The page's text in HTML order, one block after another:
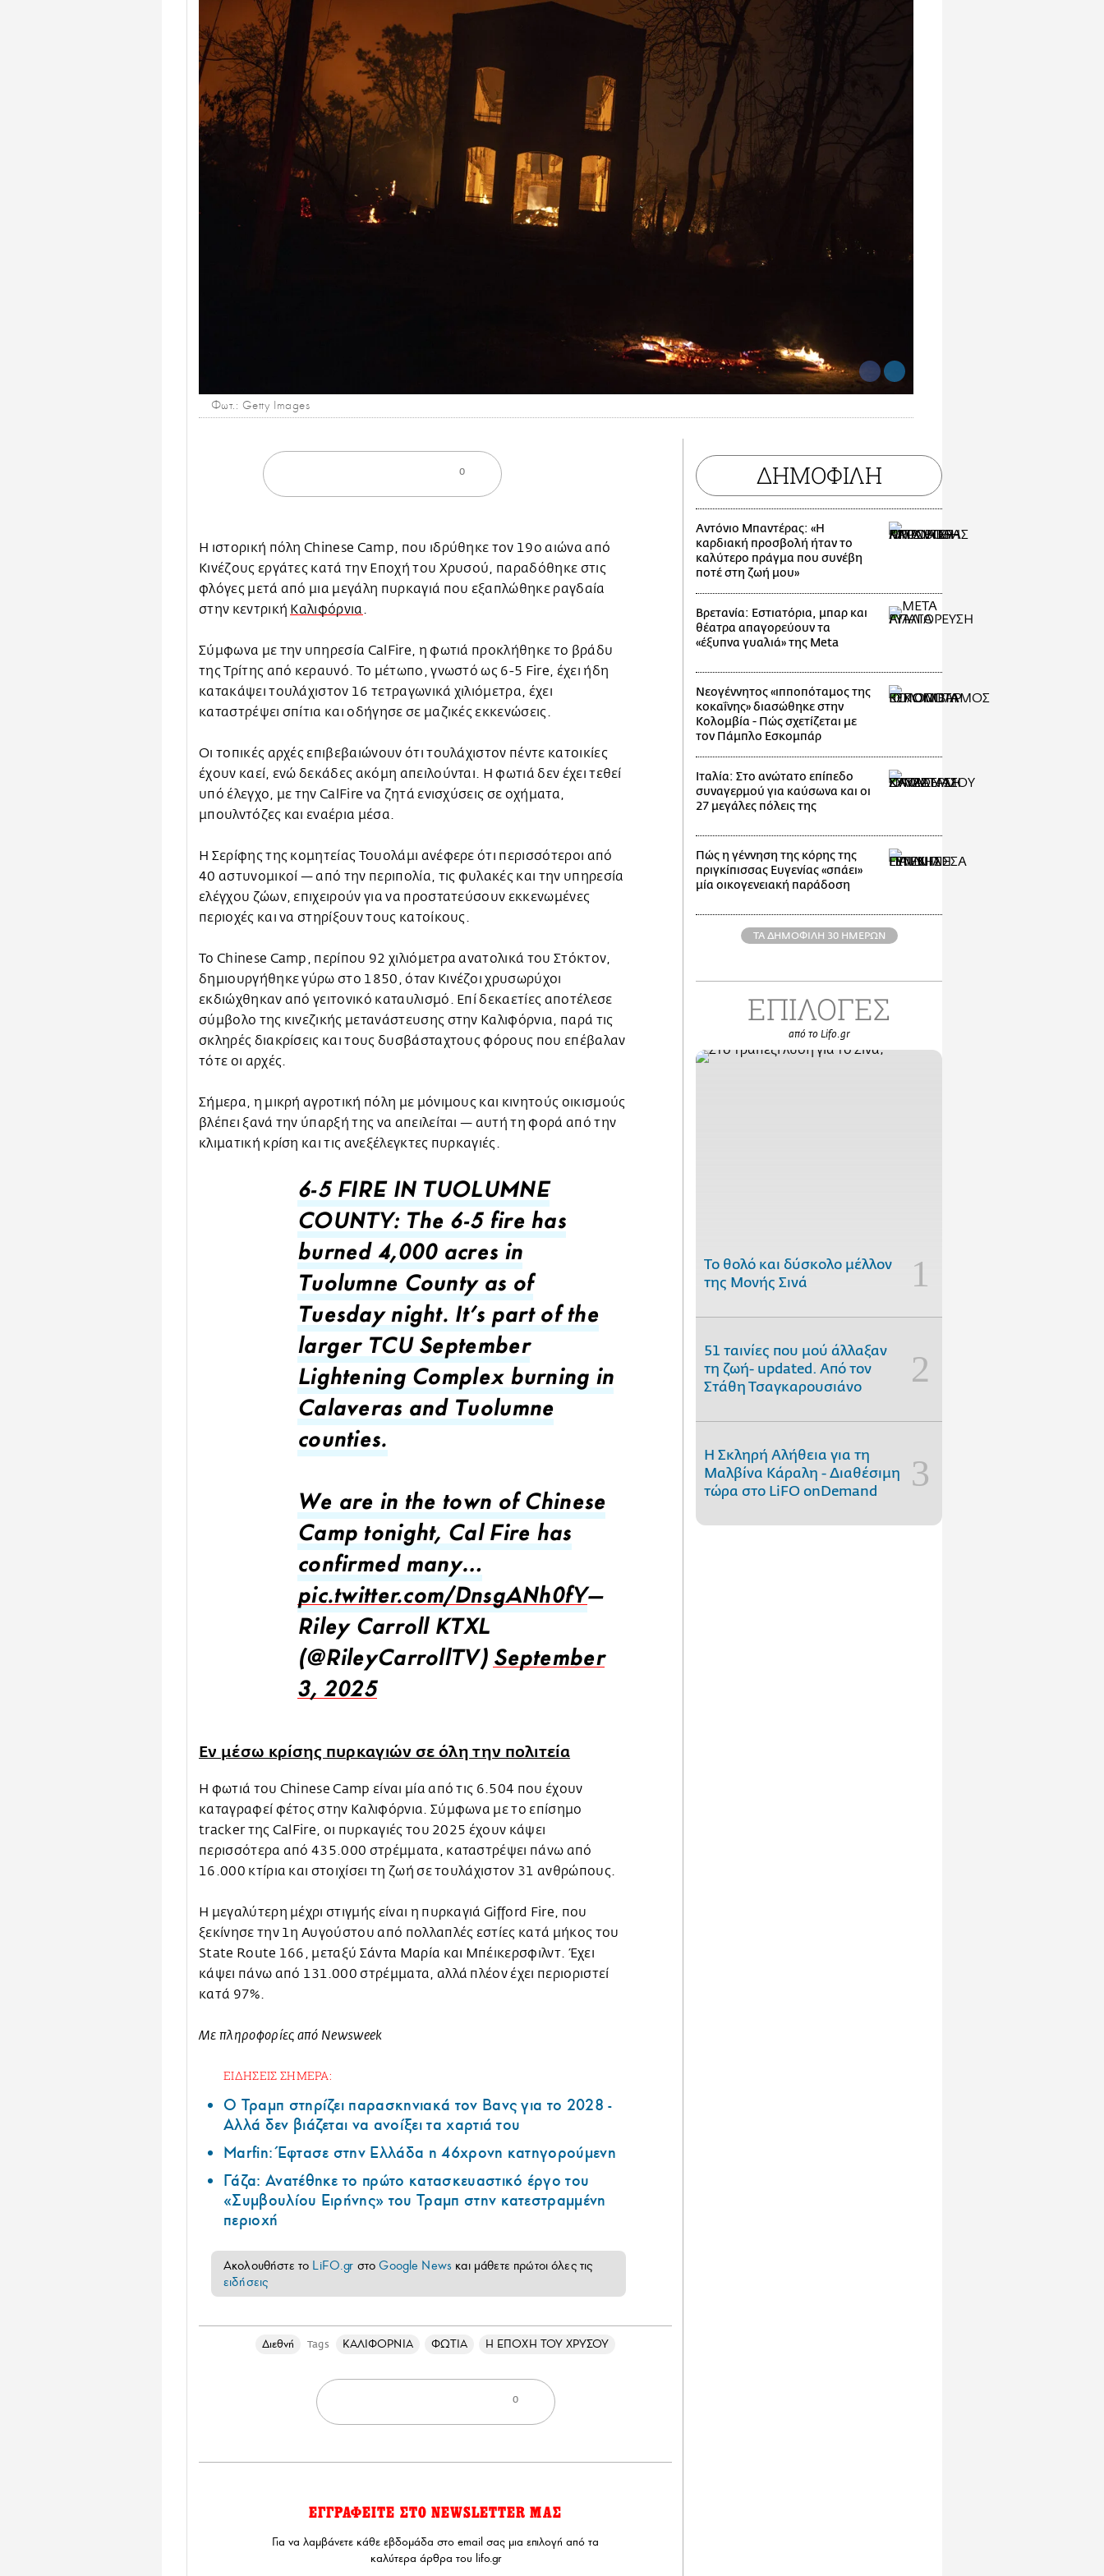
Φωτ.: Getty Images
0
Η ιστορική πόλη Chinese Camp, που ιδρύθηκε τον 19ο αιώνα από
Κινέζους εργάτες κατά την Εποχή του Χρυσού, παραδόθηκε στις
φλόγες μετά από μια μεγάλη πυρκαγιά που εξαπλώθηκε ραγδαία
στην κεντρική Καλιφόρνια.
Σύμφωνα με την υπηρεσία CalFire, η φωτιά προκλήθηκε το βράδυ
της Τρίτης από κεραυνό. Το μέτωπο, γνωστό ως 6-5 Fire, έχει ήδη
κατακάψει τουλάχιστον 16 τετραγωνικά χιλιόμετρα, έχει
καταστρέψει σπίτια και οδήγησε σε μαζικές εκκενώσεις.
Οι τοπικές αρχές επιβεβαιώνουν ότι τουλάχιστον πέντε κατοικίες
έχουν καεί, ενώ δεκάδες ακόμη απειλούνται. Η φωτιά δεν έχει τεθεί
υπό έλεγχο, με την CalFire να ζητά ενισχύσεις σε οχήματα,
μπουλντόζες και εναέρια μέσα.
Η Σερίφης της κομητείας Τουολάμι ανέφερε ότι περισσότεροι από
40 αστυνομικοί — από την περιπολία, τις φυλακές και την υπηρεσία
ελέγχου ζώων, επιχειρούν για να προστατεύσουν εκκενωμένες
περιοχές και να στηρίξουν τους κατοίκους.
Το Chinese Camp, περίπου 92 χιλιόμετρα ανατολικά του Στόκτον,
δημιουργήθηκε γύρω στο 1850, όταν Κινέζοι χρυσωρύχοι
εκδιώχθηκαν από γειτονικό καταυλισμό. Επί δεκαετίες αποτέλεσε
σύμβολο της κινεζικής μετανάστευσης στην Καλιφόρνια, παρά τις
σκληρές διακρίσεις και τους δυσβάσταχτους φόρους που επέβαλαν
τότε οι αρχές.
Σήμερα, η μικρή αγροτική πόλη με μόνιμους και κινητούς οικισμούς
βλέπει ξανά την ύπαρξή της να απειλείται — αυτή τη φορά από την
κλιματική κρίση και τις ανεξέλεγκτες πυρκαγιές.
6-5 FIRE IN TUOLUMNE
COUNTY: The 6-5 fire has
burned 4,000 acres in
Tuolumne County as of
Tuesday night. It’s part of the
larger TCU September
Lightening Complex burning in
Calaveras and Tuolumne
counties.
We are in the town of Chinese
Camp tonight, Cal Fire has
confirmed many…
pic.twitter.com/DnsgANh0fY —
Riley Carroll KTXL
(@RileyCarrollTV) September
3, 2025
Εν μέσω κρίσης πυρκαγιών σε όλη την πολιτεία
Η φωτιά του Chinese Camp είναι μία από τις 6.504 που έχουν
καταγραφεί φέτος στην Καλιφόρνια. Σύμφωνα με το επίσημο
tracker της CalFire, οι πυρκαγιές του 2025 έχουν κάψει
περισσότερα από 435.000 στρέμματα, καταστρέψει πάνω από
16.000 κτίρια και στοιχίσει τη ζωή σε τουλάχιστον 31 ανθρώπους.
Η μεγαλύτερη μέχρι στιγμής είναι η πυρκαγιά Gifford Fire, που
ξεκίνησε την 1η Αυγούστου από πολλαπλές εστίες κατά μήκος του
State Route 166, μεταξύ Σάντα Μαρία και Μπέικερσφιλντ. Έχει
κάψει πάνω από 131.000 στρέμματα, αλλά πλέον έχει περιοριστεί
κατά 97%.
Με πληροφορίες από Newsweek
ΕΙΔΗΣΕΙΣ ΣΗΜΕΡΑ:
Ο Τραμπ στηρίζει παρασκηνιακά τον Βανς για το 2028 -
Αλλά δεν βιάζεται να ανοίξει τα χαρτιά του
Marfin: Έφτασε στην Ελλάδα η 46χρονη κατηγορούμενη
Γάζα: Ανατέθηκε το πρώτο κατασκευαστικό έργο του
«Συμβουλίου Ειρήνης» του Τραμπ στην κατεστραμμένη
περιοχή
Ακολουθήστε το LiFO.gr στοGoogle News και μάθετε πρώτοι όλες τις
ειδήσεις
Διεθνή Tags ΚΑΛΙΦΟΡΝΙΑ ΦΩΤΙΑ Η ΕΠΟΧΗ ΤΟΥ ΧΡΥΣΟΥ
0
ΕΓΓΡΑΦΕΙΤΕ ΣΤΟ NEWSLETTER ΜΑΣ
Για να λαμβάνετε κάθε εβδομάδα στο email σας μια επιλογή από τα
καλύτερα άρθρα του lifo.gr
ΔΗΜΟΦΙΛΗ
Αντόνιο Μπαντέρας: «Η
καρδιακή προσβολή ήταν το
καλύτερο πράγμα που συνέβη
ποτέ στη ζωή μου»
Βρετανία: Εστιατόρια, μπαρ και
θέατρα απαγορεύουν τα
«έξυπνα γυαλιά» της Meta
Νεογέννητος «ιπποπόταμος της
κοκαΐνης» διασώθηκε στην
Κολομβία - Πώς σχετίζεται με
τον Πάμπλο Εσκομπάρ
Ιταλία: Στο ανώτατο επίπεδο
συναγερμού για καύσωνα και οι
27 μεγάλες πόλεις της
Πώς η γέννηση της κόρης της
πριγκίπισσας Ευγενίας «σπάει»
μία οικογενειακή παράδοση
ΤΑ ΔΗΜΟΦΙΛΗ 30 ΗΜΕΡΩΝ
ΕΠΙΛΟΓΕΣ
από το Lifo.gr
Το θολό και δύσκολο μέλλον
της Μονής Σινά
51 ταινίες που μού άλλαξαν
τη ζωή- updated. Aπό τον
Στάθη Τσαγκαρουσιάνο
Η Σκληρή Αλήθεια για τη
Μαλβίνα Κάραλη - Διαθέσιμη
τώρα στo LiFO onDemand